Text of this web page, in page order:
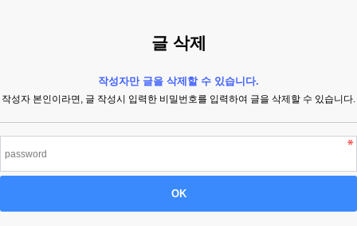
글 삭제
작성자만 글을 삭제할 수 있습니다.
작성자 본인이라면, 글 작성시 입력한 비밀번호를 입력하여 글을 삭제할 수 있습니다.